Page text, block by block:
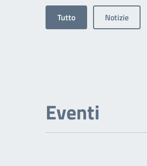
Tutto Notizie
Eventi